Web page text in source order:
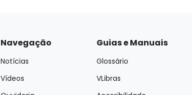
Navegação
Notícias
Vídeos
Guias e Manuais
Glossário
VLibras